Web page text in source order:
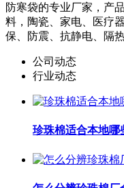
防寒袋的专业厂家，产
料，陶瓷、家电、医疗
保、防震、抗静电、隔
公司动态
行业动态
珍珠棉适合本地哪